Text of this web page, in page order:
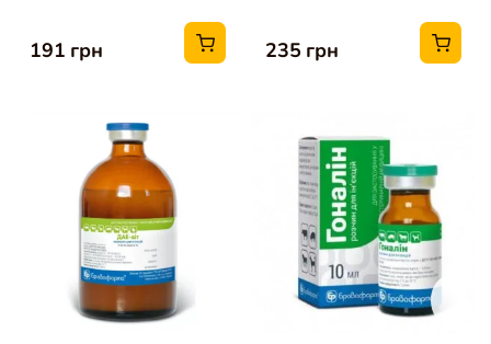
191 грн 235 грн